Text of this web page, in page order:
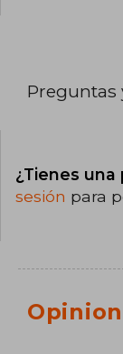
Preguntas
¿Tienes
sesión para